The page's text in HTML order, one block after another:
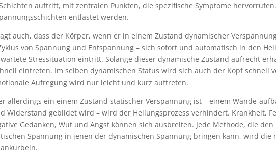
auftritt, mit zentralen Punkten, die spezifische Symptome
entlastet werden.
auch, dass der Körper, wenn er in einem Zustand dynamischer
von Spannung und Entspannung – sich sofort und automatisch in den
Stressituation eintritt. Solange dieser dynamische Zustand aufrecht
eintreten. Im selben dynamischen Status wird sich auch der Kopf schnell
Aufregung wird nur leicht und kurz auftreten.
allerdings ein einem Zustand statischer Verspannung ist – einem Wände-
Widerstand gebildet wird – wird der Heilungsprozess verhindert. Krankheit,
Gedanken, Wut und Angst können sich ausbreiten. Jede Methode, die
Spannung in jenen der dynamischen Spannung bringen kann, wird die